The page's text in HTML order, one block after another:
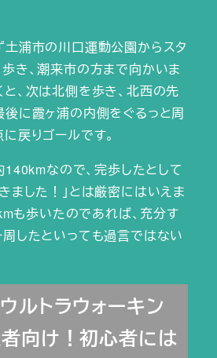
土浦市の川口運動公園からスタ
歩き、潮来市の方まで向かいま
、次は北側を歩き、北西の先
後に霞ヶ浦の内側をぐるっと周
戻りゴールです。
なので、完歩したとして
ました！」とは厳密にはいえま
も歩いたのであれば、充分す
周したといっても過言ではない
ルトラウォーキン
向け！初心者には